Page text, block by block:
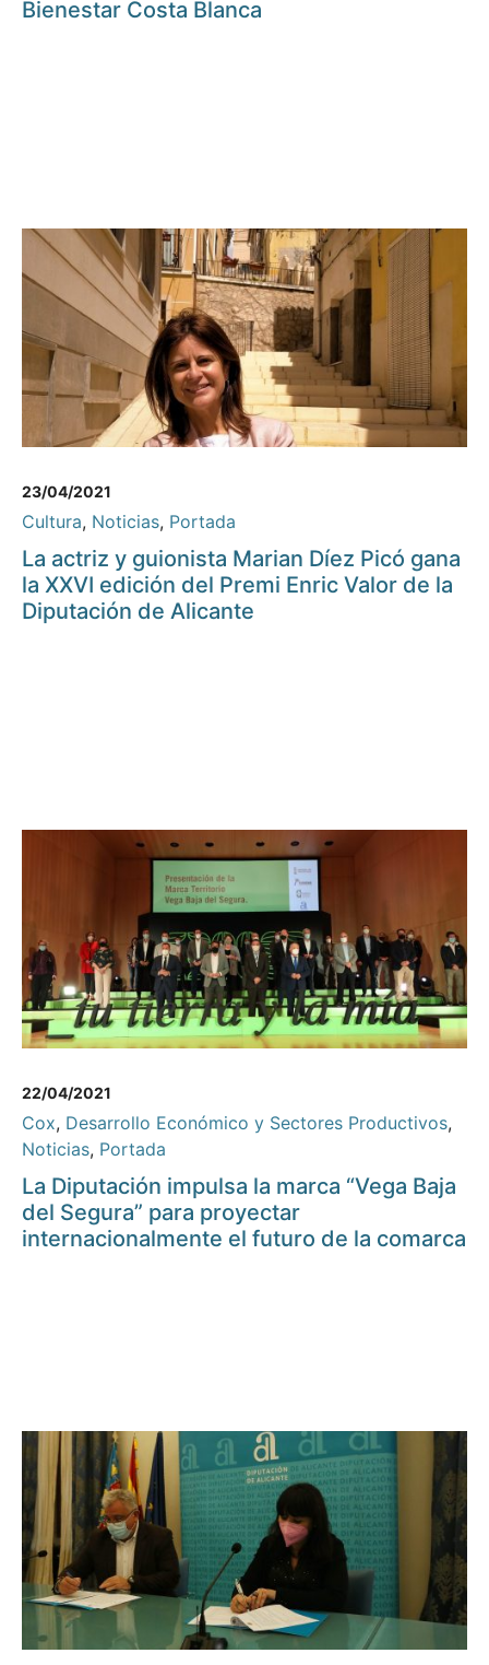
Bienestar Costa Blanca
23/04/2021
Cultura, Noticias, Portada
La actriz y guionista Marian Díez Picó gana
la XXVI edición del Premi Enric Valor de la
Diputación de Alicante
22/04/2021
Cox, Desarrollo Económico y Sectores Productivos,
Noticias, Portada
La Diputación impulsa la marca “Vega Baja
del Segura” para proyectar
internacionalmente el futuro de la comarca